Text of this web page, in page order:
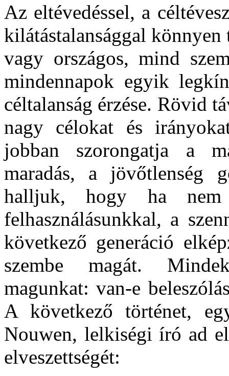
Az eltévedéssel, a
kilátástalansággal
vagy országos, mind
mindennapok egyik
céltalanság érzése. Rövid
nagy célokat és
jobban szorongatja a
maradás, a jövőtlenség
halljuk, hogy ha
felhasználásunkkal, a
következő generáció
szembe magát.
magunkat: van-e
A következő történet,
Nouwen, lelkiségi író ad
elveszettségét: